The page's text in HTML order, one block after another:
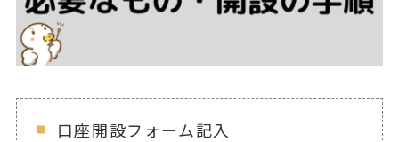
口座開設フォーム記入